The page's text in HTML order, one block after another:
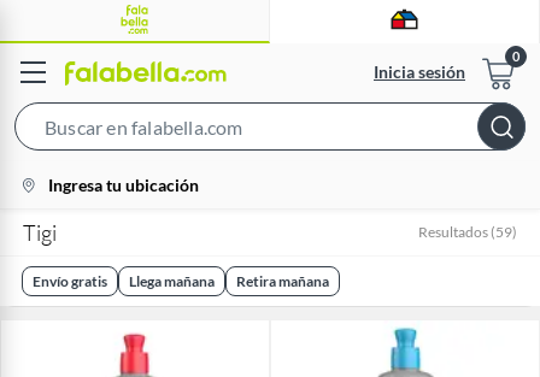
Inicia sesión
Bar
location-
icon
Ingresa tu ubicación
Tigi Resultados (59)
Envío gratis Llega mañana Retira mañana